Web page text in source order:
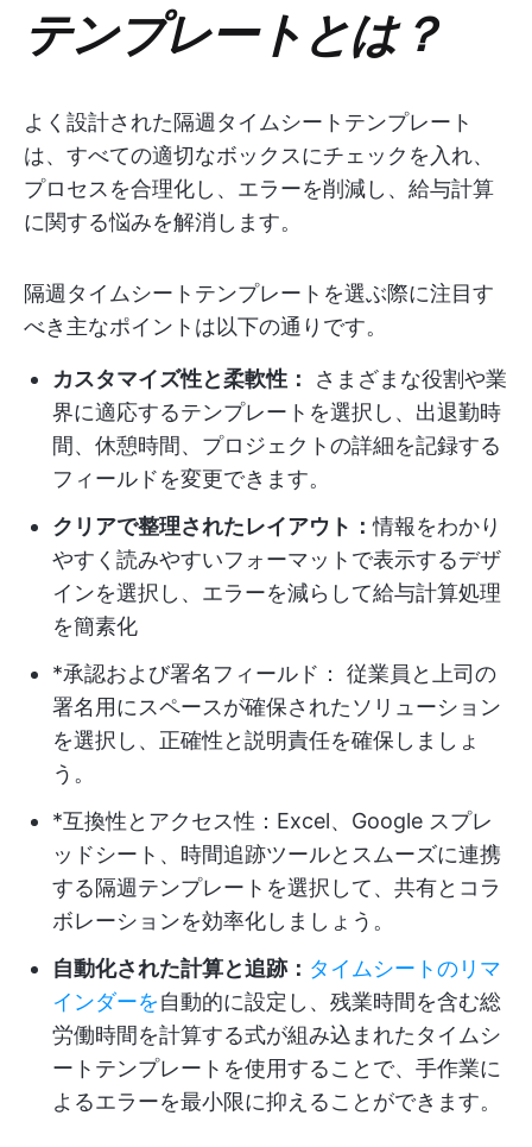
テンプレートとは？
よく設計された隔週タイムシートテンプレート
は、すべての適切なボックスにチェックを入れ、
プロセスを合理化し、エラーを削減し、給与計算
に関する悩みを解消します。
隔週タイムシートテンプレートを選ぶ際に注目す
べき主なポイントは以下の通りです。
カスタマイズ性と柔軟性：
さまざまな役割や業
界に適応するテンプレートを選択し、出退勤時
間、休憩時間、プロジェクトの詳細を記録する
フィールドを変更できます。
クリアで整理されたレイアウト：情報をわかり
やすく読みやすいフォーマットで表示するデザ
インを選択し、エラーを減らして給与計算処理
を簡素化
*承認および署名フィールド： 従業員と上司の
署名用にスペースが確保されたソリューション
を選択し、正確性と説明責任を確保しましょ
う。
*互換性とアクセス性：Excel、Google スプレ
ッドシート、時間追跡ツールとスムーズに連携
する隔週テンプレートを選択して、共有とコラ
ボレーションを効率化しましょう。
自動化された計算と追跡： タイムシートのリマ
インダーを自動的に設定し、残業時間を含む総
労働時間を計算する式が組み込まれたタイムシ
ートテンプレートを使用することで、手作業に
よるエラーを最小限に抑えることができます。